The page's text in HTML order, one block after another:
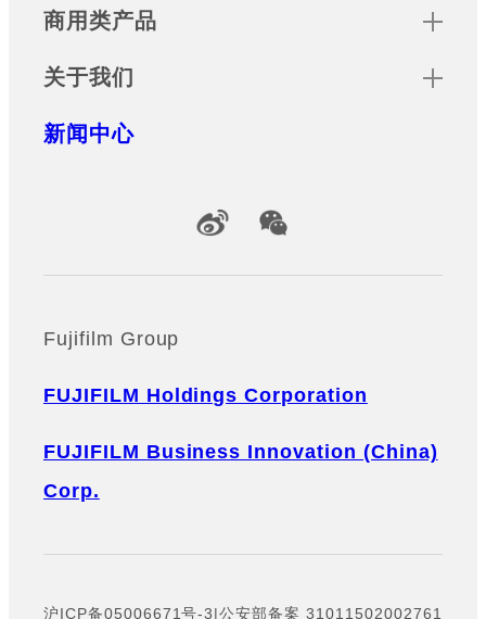
商用类产品
关于我们
新闻中心
Official Social Media Accounts
Fujifilm Group
FUJIFILM Holdings Corporation
FUJIFILM Business Innovation (China)
Corp.
沪ICP备05006671号-3|公安部备案 31011502002761